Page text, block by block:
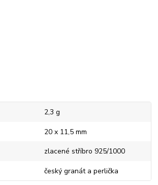
2,3 g
20 x 11,5 mm
zlacené stříbro 925/1000
český granát a perlička